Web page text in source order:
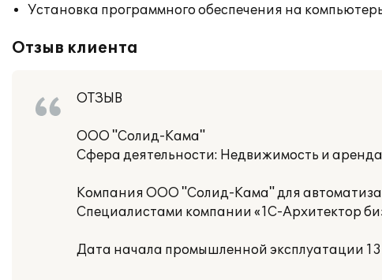
Установка программного обеспечения на
Отзыв клиента
ОТЗЫВ
ООО "Солид-Кама"
Сфера деятельности: Недвижимость и аренда
Компания ООО "Солид-Кама" для
Специалистами компании «1С-Архитектор
Дата начала промышленной эксплуатации 13